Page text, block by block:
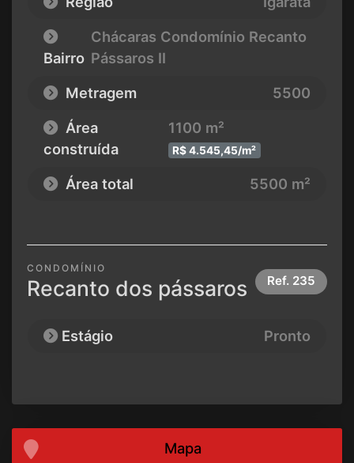
Bairro
Chácaras Condomínio Recanto
Pássaros II
Metragem
5500
Área
construída
1100 m²
R$ 4.545,45/m²
Área total 5500 m²
CONDOMÍNIO
Recanto dos pássaros Ref. 235
Estágio Pronto
Mapa